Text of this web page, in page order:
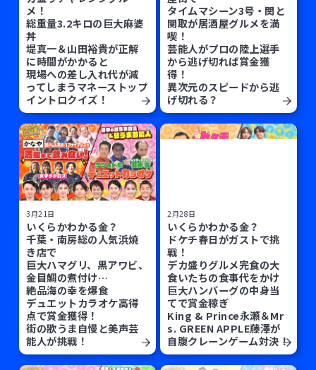
メ！
総重量3.2キロの巨大麻婆
丼
堤真一＆山田裕貴が正解
に時間がかかると
現場への差し入れ代が減
ってしまうマネーストップ
イントロクイズ！
タイムマシーン3号・関と
関取が居酒屋グルメを満
喫！
芸能人がプロの陸上選手
から逃げ切れば賞金獲
得！
異次元のスピードから逃
げ切れる？
3月21日
いくらかわかる金？
千葉・南房総の人気浜焼
き店で
巨大ハマグリ、黒アワビ、
金目鯛の煮付け…
絶品海の幸を爆食
デュエットカラオケ高得
点で賞金獲得！
街の歌うま自慢と美声芸
能人が挑戦！
2月28日
いくらかわかる金？
ドケチ春日がガストで挑
戦！
デカ盛りグルメ完食の大
食いたちの食事代をかけ
巨大ハンバーグの中身当
てで賞金稼ぎ
King & Prince永瀬＆Mr
s. GREEN APPLE藤澤が
自腹クレーンゲーム対決！